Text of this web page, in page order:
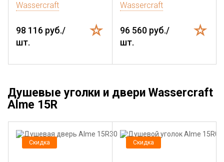
Wassercraft
98 116 руб./
шт.
Wassercraft
96 560 руб./
шт.
Душевые уголки и двери Wassercraft
Alme 15R
Скидка Скидка